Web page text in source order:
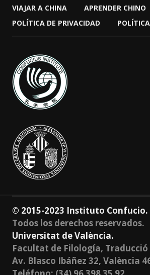
VIAJAR A CHINA
APRENDER CHINO
POLÍTICA DE PRIVACIDAD
© 2015-2023 Instituto Confucio.
Todos los derechos reservados.
Universitat de València.
Facultat de Filología,
Av. Blasco Ibáñez 32, València